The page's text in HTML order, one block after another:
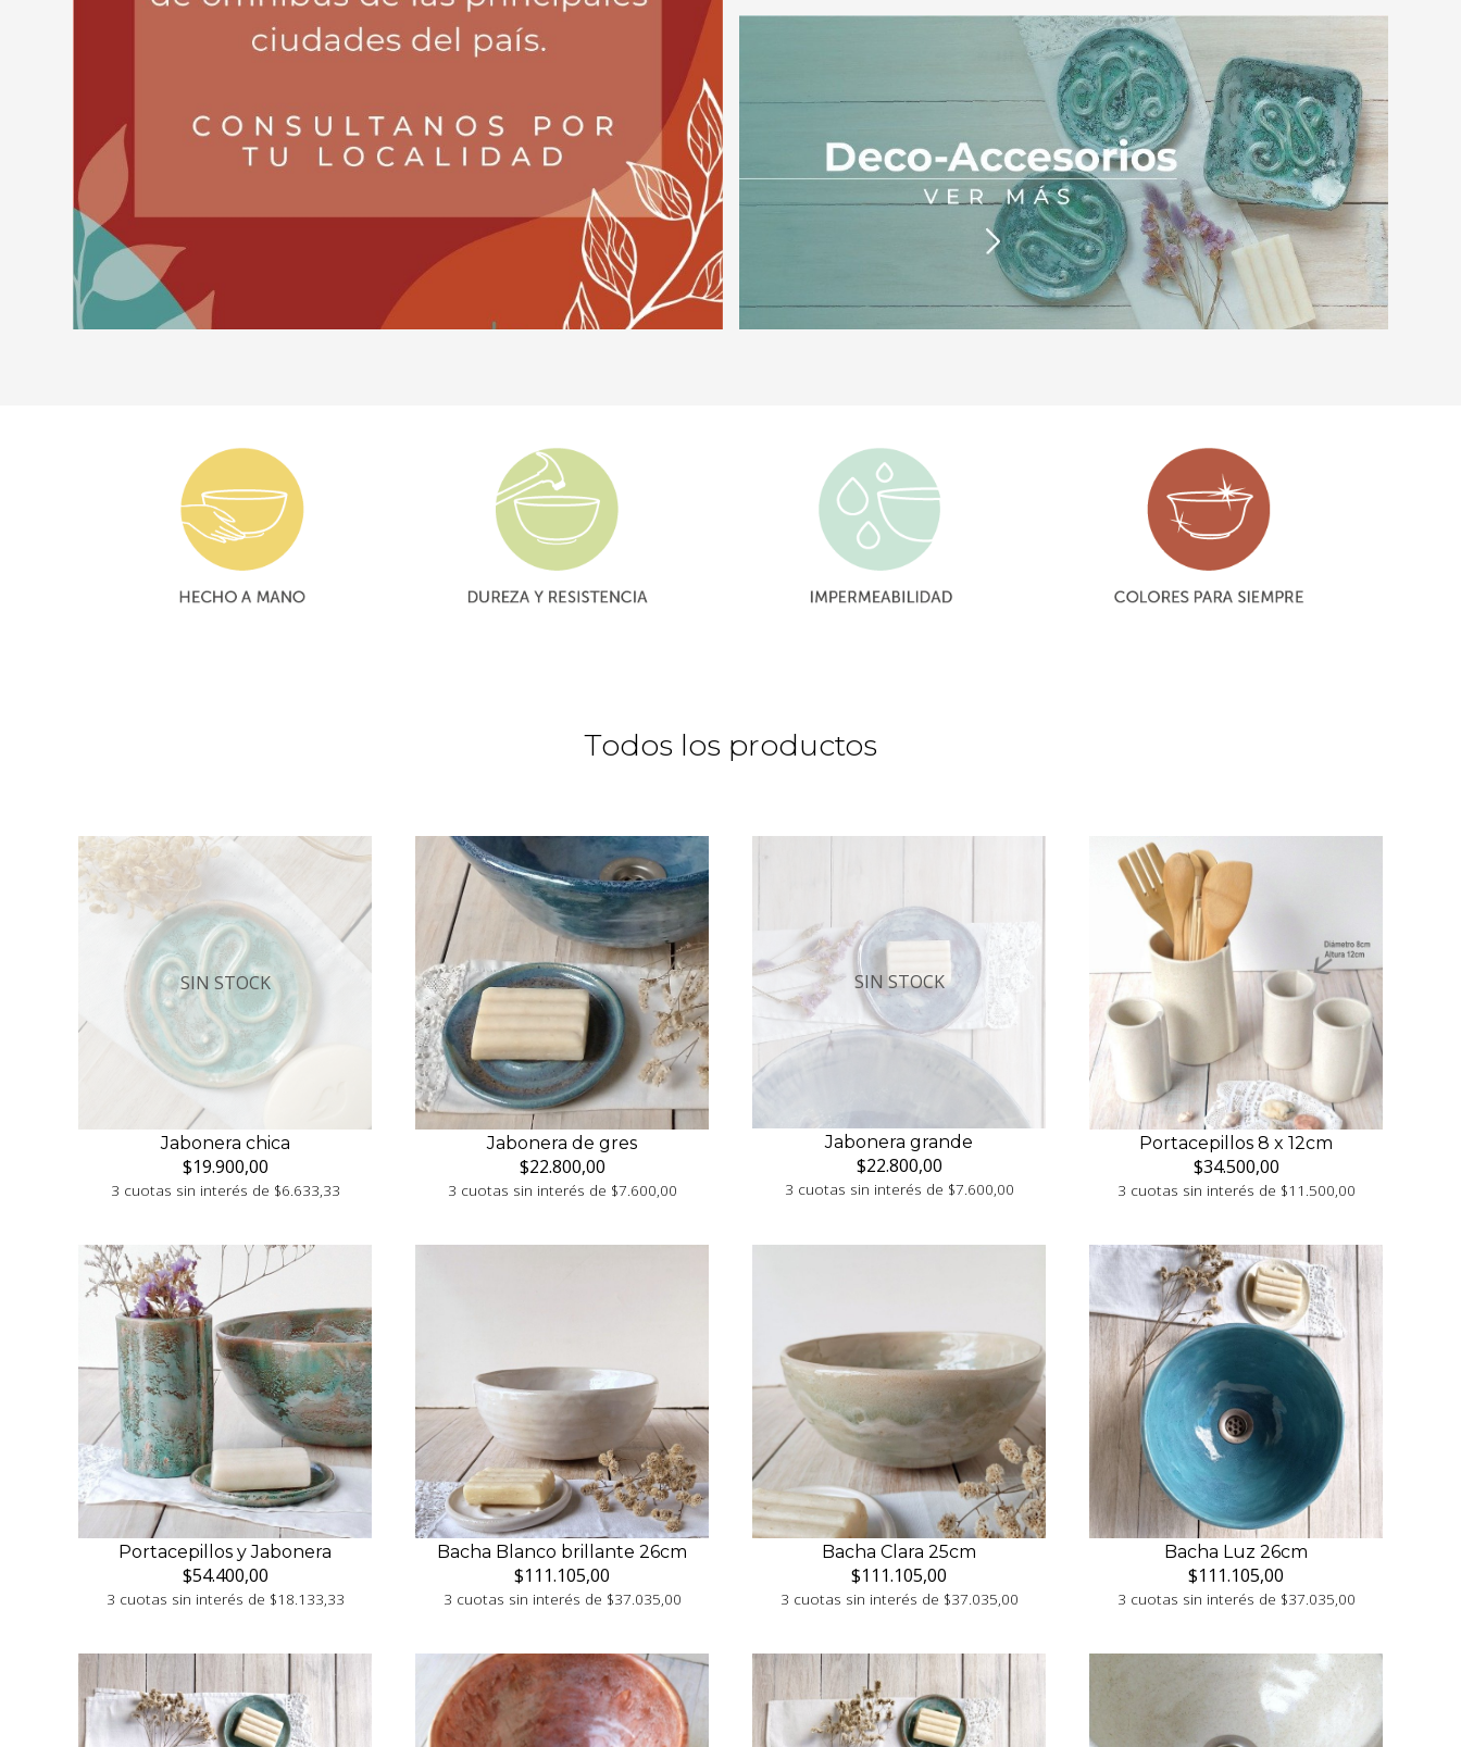
Todos los productos
SIN STOCK
Jabonera chica
$19.900,00
3 cuotas sin interés de $6.633,33
Jabonera de gres
$22.800,00
3 cuotas sin interés de $7.600,00
SIN STOCK
Jabonera grande
$22.800,00
3 cuotas sin interés de $7.600,00
Portacepillos 8 x 12cm
$34.500,00
3 cuotas sin interés de $11.500,00
Portacepillos y Jabonera
$54.400,00
3 cuotas sin interés de $18.133,33
Bacha Blanco brillante 26cm
$111.105,00
3 cuotas sin interés de $37.035,00
Bacha Clara 25cm
$111.105,00
3 cuotas sin interés de $37.035,00
Bacha Luz 26cm
$111.105,00
3 cuotas sin interés de $37.035,00